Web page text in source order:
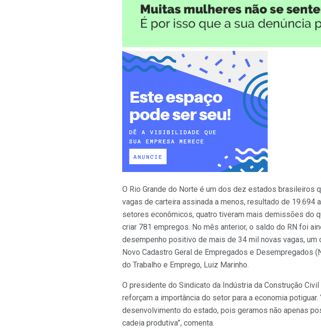
O Rio Grande do Norte é um dos dez estados brasileiros
vagas de carteira assinada a menos, resultado de
setores econômicos, quatro tiveram mais demissões do
criar 781 empregos. No mês anterior, o saldo do RN foi
desempenho positivo de mais de 34 mil novas vagas,
Novo Cadastro Geral de Empregados e Desempregados
do Trabalho e Emprego, Luiz Marinho.
O presidente do Sindicato da Indústria da Construção
reforçam a importância do setor para a economia
desenvolvimento do estado, pois geramos não apenas
cadeia produtiva”, comenta.